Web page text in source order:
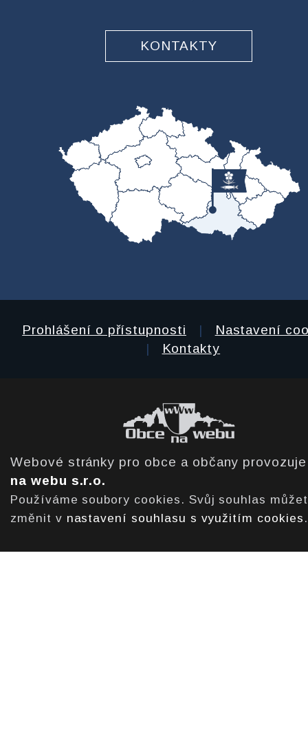
KONTAKTY
Prohlášení o přístupnosti |
Nastavení
|
Kontakty
Webové stránky pro obce a občany
na webu s.r.o.
Používáme soubory cookies. Svůj souhlas
změnit v nastavení souhlasu s využitím cookies .